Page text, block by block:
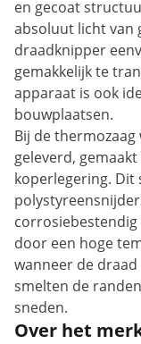
en gecoat
absoluut licht van
draadknipper
gemakkelijk te
apparaat is ook
bouwplaatsen.
Bij de
geleverd,
koperlegering. Dit
door een hoge
wanneer de
smelten de
sneden.
Over het